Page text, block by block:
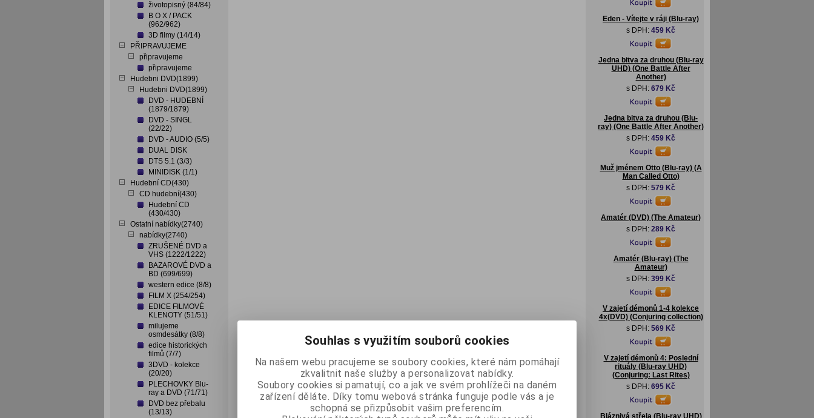
životopisný (84/84)
B O X / PACK
(962/962)
3D filmy (14/14)
PŘIPRAVUJEME
připravujeme
připravujeme
Hudebni DVD(1899)
Hudebni DVD(1899)
DVD - HUDEBNÍ
(1879/1879)
DVD - SINGL
(22/22)
DVD - AUDIO (5/5)
DUAL DISK
DTS 5.1 (3/3)
MINIDISK (1/1)
Hudební CD(430)
CD hudební(430)
Hudební CD
(430/430)
Ostatní nabídky(2740)
nabídky(2740)
ZRUŠENÉ DVD a
VHS (1222/1222)
BAZAROVÉ DVD a
BD (699/699)
western edice (8/8)
FILM X (254/254)
EDICE FILMOVÉ
KLENOTY (51/51)
milujeme
osmdesátky (8/8)
edice historických
filmů (7/7)
3DVD - kolekce
(20/20)
PLECHOVKY Blu-
ray a DVD (71/71)
DVD bez přebalu
(13/13)
Eden - Vítejte v ráji (Blu-ray)
s DPH: 459 Kč
Jedna bitva za druhou (Blu-ray
UHD) (One Battle After
Another)
s DPH: 679 Kč
Jedna bitva za druhou (Blu-
ray) (One Battle After Another)
s DPH: 459 Kč
Muž jménem Otto (Blu-ray) (A
Man Called Otto)
s DPH: 579 Kč
Amatér (DVD) (The Amateur)
s DPH: 289 Kč
Amatér (Blu-ray) (The
Amateur)
s DPH: 399 Kč
V zajetí démonů 1-4 kolekce
4x(DVD) (Conjuring collection)
s DPH: 569 Kč
V zajetí démonů 4: Poslední
rituály (Blu-ray UHD)
(Conjuring: Last Rites)
s DPH: 695 Kč
Bláznivá střela (Blu-ray UHD)
Souhlas s využitím souborů cookies
Na našem webu pracujeme se soubory cookies, které nám pomáhají
zkvalitnit naše služby a personalizovat nabídky.
Soubory cookies si pamatují, co a jak ve svém prohlížeči na daném
zařízení děláte. Díky tomu webová stránka funguje podle vás a je
schopná se přizpůsobit vašim preferencím.